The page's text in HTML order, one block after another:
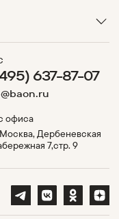
637-87-07
офиса
Москва, Дербеневская
7,стр. 9